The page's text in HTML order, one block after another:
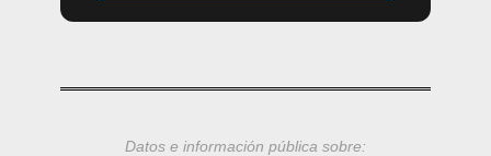
Datos e información pública sobre: